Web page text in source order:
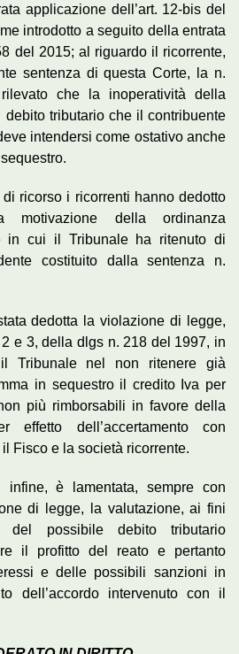
applicazione dell’art. 12-bis del
introdotto a seguito della entrata
del 2015; al riguardo il ricorrente,
sentenza di questa Corte, la n.
che la inoperatività della
tributario che il contribuente
intendersi come ostativo anche
ricorso i ricorrenti hanno dedotto
motivazione della ordinanza
in cui il Tribunale ha ritenuto di
costituito dalla sentenza n.
dedotta la violazione di legge,
2 e 3, della dlgs n. 218 del 1997, in
Tribunale nel non ritenere già
in sequestro il credito Iva per
più rimborsabili in favore della
effetto dell’accertamento con
Fisco e la società ricorrente.
è lamentata, sempre con
di legge, la valutazione, ai fini
del possibile debito tributario
il profitto del reato e pertanto
e delle possibili sanzioni in
dell’accordo intervenuto con il